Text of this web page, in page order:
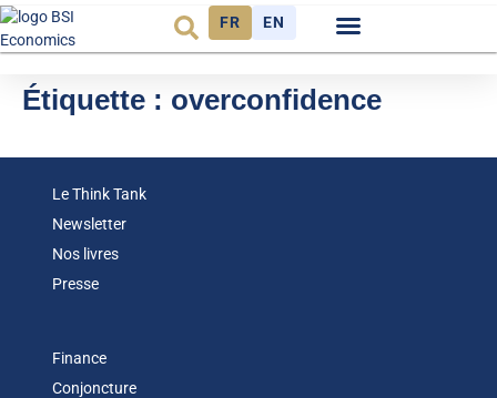
FR EN
Étiquette : overconfidence
Le Think Tank
Newsletter
Nos livres
Presse
Finance
Conjoncture